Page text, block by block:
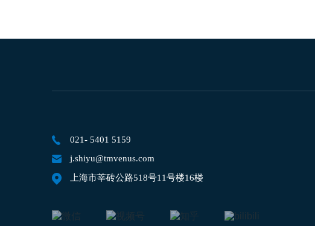
021- 5401 5159
j.shiyu@tmvenus.com
上海市莘砖公路518号11号楼16楼